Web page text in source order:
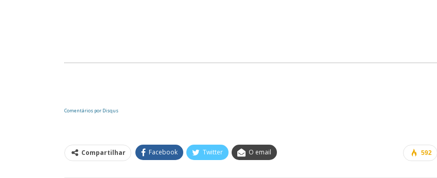
Comentários por Disqus
592
Compartilhar Facebook Twitter O email
Mais De Mil Procedimentos